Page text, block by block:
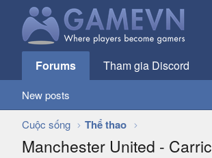
Forums Tham gia Discord
New posts
Cuộc sống Thể thao
Manchester United -